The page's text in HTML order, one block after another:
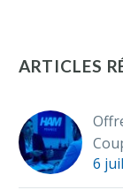
ARTICLES
6